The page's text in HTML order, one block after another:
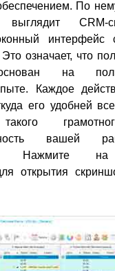
По
выглядит CRM-
интерфейс
означает, что
на
Каждое
его удобней
вашей
Нажмите на
открытия